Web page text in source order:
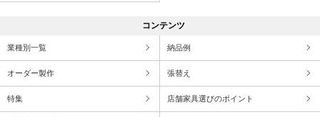
コンテンツ
業種別一覧 納品例
オーダー製作 張替え
特集 店舗家具選びのポイント